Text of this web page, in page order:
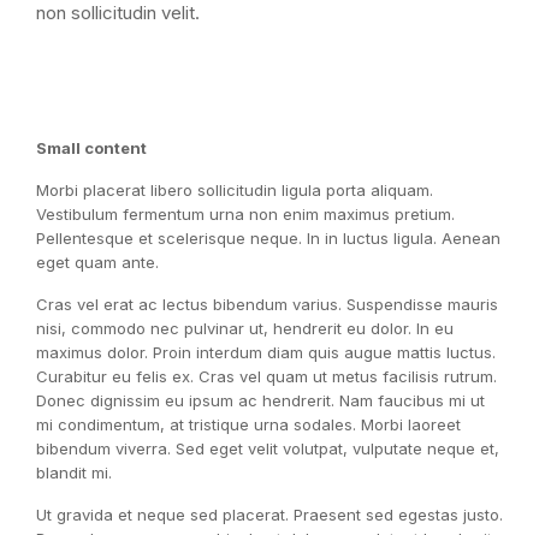
non sollicitudin velit.
Small content
Morbi placerat libero sollicitudin ligula porta aliquam.
Vestibulum fermentum urna non enim maximus pretium.
Pellentesque et scelerisque neque. In in luctus ligula. Aenean
eget quam ante.
Cras vel erat ac lectus bibendum varius. Suspendisse mauris
nisi, commodo nec pulvinar ut, hendrerit eu dolor. In eu
maximus dolor. Proin interdum diam quis augue mattis luctus.
Curabitur eu felis ex. Cras vel quam ut metus facilisis rutrum.
Donec dignissim eu ipsum ac hendrerit. Nam faucibus mi ut
mi condimentum, at tristique urna sodales. Morbi laoreet
bibendum viverra. Sed eget velit volutpat, vulputate neque et,
blandit mi.
Ut gravida et neque sed placerat. Praesent sed egestas justo.